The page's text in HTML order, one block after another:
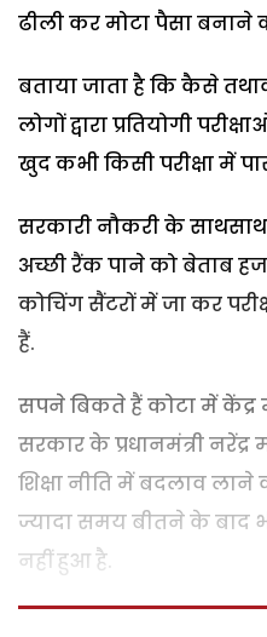
ढीली कर मोटा पैसा बनाने
बताया जाता है कि कैसे
लोगों द्वारा प्रतियोगी
खुद कभी किसी परीक्षा में
सरकारी नौकरी के
अच्छी रैंक पाने को बेताब
कोचिंग सैंटरों में जा कर
हैं.
सपने बिकते हैं कोटा में केंद्र
सरकार के प्रधानमंत्री
शिक्षा नीति में बदलाव
ज्यादा समय बीतने के बाद
नहीं हुआ है.